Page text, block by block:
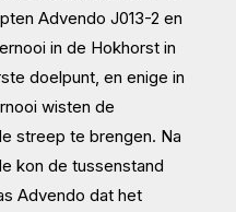
Advendo J013-2 en
in de Hokhorst in
doelpunt, en enige in
wisten de
streep te brengen. Na
kon de tussenstand
Advendo dat het